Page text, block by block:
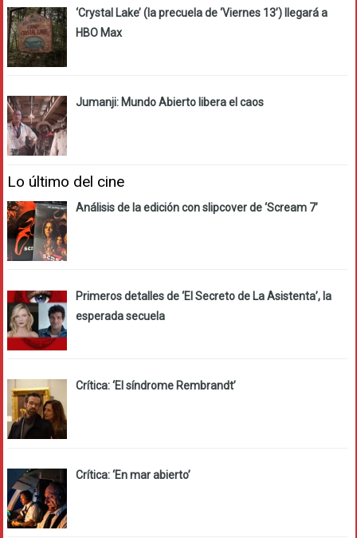
‘Crystal Lake’ (la precuela de ‘Viernes 13’) llegará a
HBO Max
Jumanji: Mundo Abierto libera el caos
Lo último del cine
Análisis de la edición con slipcover de ‘Scream 7’
Primeros detalles de ‘El Secreto de La Asistenta’, la
esperada secuela
Crítica: ‘El síndrome Rembrandt’
Crítica: ‘En mar abierto’